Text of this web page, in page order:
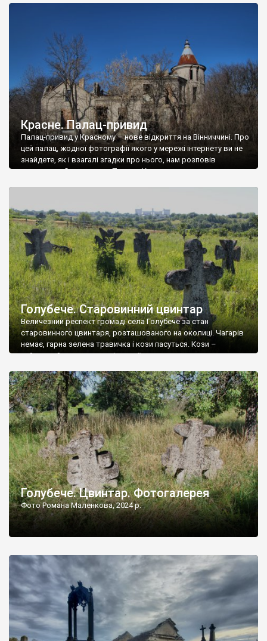
Красне. Палац-привид
Палац-привид у Красному – нове відкриття на Вінниччині. Про
цей палац, жодної фотографії якого у мережі інтернету ви не
знайдете, як і взагалі згадки про нього, нам розповів
мешканець Самгородка. Палац у Красному вразив не лише
Голубече. Старовинний цвинтар
Величезний респект громаді села Голубече за стан
старовинного цвинтаря, розташованого на околиці. Чагарів
немає, гарна зелена травичка і кози пасуться. Кози –
найкращий регулятор шкідливої, для старих кладовищ,
бруньками, кози ті бруньки обгризають, бо то улюблений
делікатес. На цвинтарі у Голубечому ціла колекція
різноманітних форм хрестів. Село відносно невелике, […]
Голубече. Цвинтар. Фотогалерея
Фото Романа Маленкова, 2024 р.